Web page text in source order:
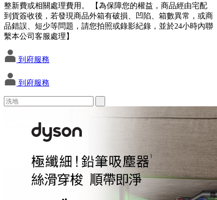
整新費或相關處理費用。 【為保障您的權益，商品經由宅配
到貨簽收後，若發現商品外箱有破損、凹陷、箱數異常，或商
品錯誤、短少等問題，請您拍照或錄影紀錄，並於24小時內聯
繫本公司客服處理】
到府服務
到府服務